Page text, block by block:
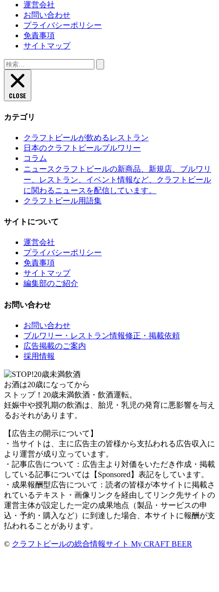
運営会社
お問い合わせ
プライバシーポリシー
免責事項
サイトマップ
検
索:
CLOSE
カテゴリ
クラフトビールが飲めるレストラン
日本のクラフトビールブルワリー
コラム
ニュース クラフトビールの新商品、新規店、ブルワリ
ー、レストラン、イベント情報など、クラフトビール
に関わるニュースを配信しています。
クラフトビール用語集
サイトについて
運営会社
プライバシーポリシー
免責事項
サイトマップ
編集部のご紹介
お問い合わせ
お問い合わせ
ブルワリー・レストラン情報修正・掲載依頼
広告掲載のご案内
採用情報
お酒は20歳になってから
ストップ！20歳未満飲酒・飲酒運転。
妊娠中や授乳期の飲酒は、胎児・乳児の発育に悪影響を与え
るおそれがあります。
【広告主の開示について】
・当サイトは、主に広告主の皆様から支払われる広告収入に
より運営が成り立っています。
・記事広告について：広告主より対価をいただき作成・掲載
している記事については【Sponsored】表記をしています。
・成果報酬型広告について：読者の皆様が本サイトに掲載さ
れているテキスト・画像リンクを経由してリンク先サイトの
運営主体が設定した一定の成果地点（製品・サービスの申
込・予約・購入など）に到達した場合、本サイトに報酬が支
払われることがあります。
© クラフトビールの総合情報サイト My CRAFT BEER